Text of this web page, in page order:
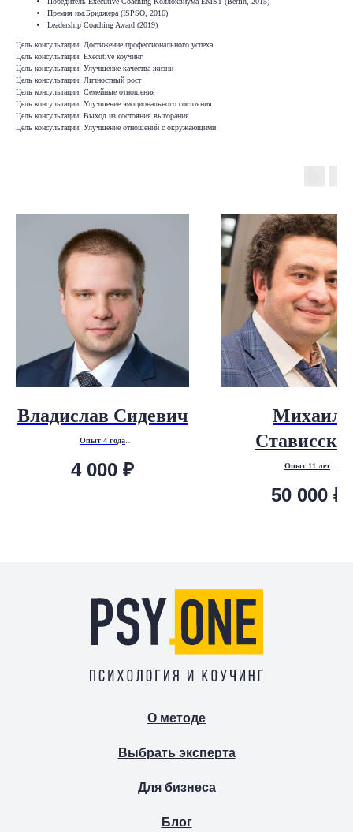
Премия им.Бриджера (ISPSO, 2016)
Leadership Coaching Award (2019)
Цель консультации: Достижение профессионального успеха
Цель консультации: Executive коучинг
Цель консультации: Улучшение качества жизни
Цель консультации: Личностный рост
Цель консультации: Семейные отношения
Цель консультации: Улучшение эмоционального состояния
Цель консультации: Выход из состояния выгорания
Цель консультации: Улучшение отношений с окружающими
Владислав Сидевич
Опыт 4 года
Бизнес-психология.
4 000 ₽
Михаил
Опыт 11 лет
сертифицированный ментор
супервизор
50 000 ₽
О методе
Выбрать эксперта
Для бизнеса
Блог